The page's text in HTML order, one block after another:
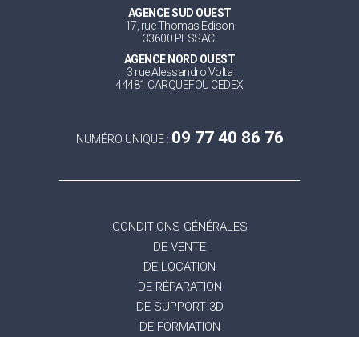
AGENCE SUD OUEST
17, rue Thomas Edison
33600 PESSAC
AGENCE NORD OUEST
3 rue Alessandro Volta
44481 CARQUEFOU CEDEX
NUMÉRO UNIQUE : 09 77 40 86 76
CONDITIONS GÉNÉRALES
DE VENTE
DE LOCATION
DE RÉPARATION
DE SUPPORT 3D
DE FORMATION